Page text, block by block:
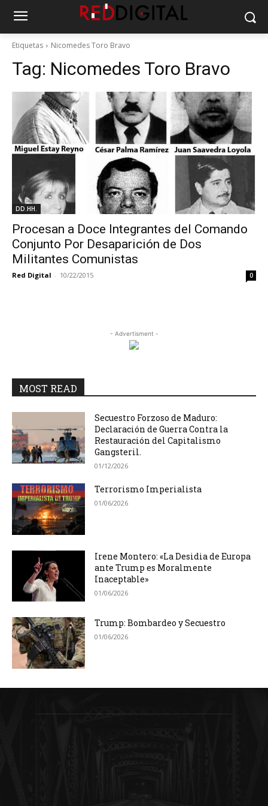
Etiquetas Nicomedes Toro Bravo
Tag: Nicomedes Toro Bravo
DD.HH.
Procesan a Doce Integrantes del Comando
Conjunto Por Desaparición de Dos
Militantes Comunistas
Red Digital - 10/22/2015 0
- Advertisment -
MOST READ
Secuestro Forzoso de Maduro:
Declaración de Guerra Contra la
Restauración del Capitalismo
Gangsteril.
01/12/2026
Terrorismo Imperialista
01/06/2026
Irene Montero: «La Desidia de Europa
ante Trump es Moralmente
Inaceptable»
01/06/2026
Trump: Bombardeo y Secuestro
01/06/2026